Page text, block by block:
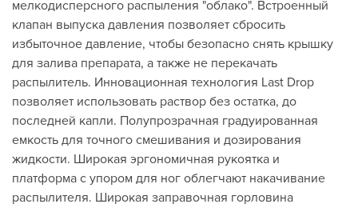
мелкодисперсного распыления "облако". Встроенный
клапан выпуска давления позволяет сбросить
избыточное давление, чтобы безопасно снять крышку
для залива препарата, а также не перекачать
распылитель. Инновационная технология Last Drop
позволяет использовать раствор без остатка, до
последней капли. Полупрозрачная градуированная
емкость для точного смешивания и дозирования
жидкости. Широкая эргономичная рукоятка и
платформа с упором для ног облегчают накачивание
распылителя. Широкая заправочная горловина